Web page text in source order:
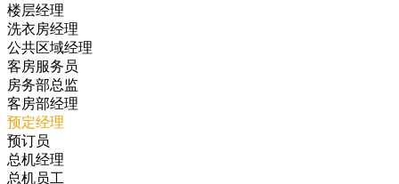
楼层经理
洗衣房经理
公共区域经理
客房服务员
房务部总监
客房部经理
预定经理
预订员
总机经理
总机员工